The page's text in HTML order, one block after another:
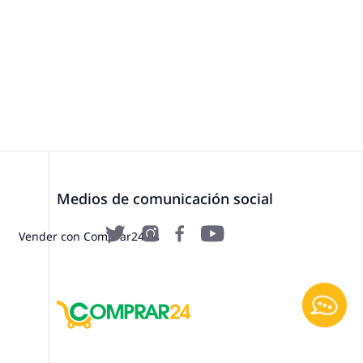
Vender con Comprar24.es
Medios de comunicación social